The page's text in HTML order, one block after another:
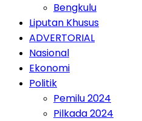
Bengkulu
Liputan Khusus
ADVERTORIAL
Nasional
Ekonomi
Politik
Pemilu 2024
Pilkada 2024